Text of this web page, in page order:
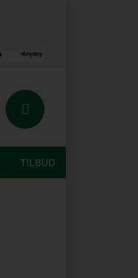
TILBUD